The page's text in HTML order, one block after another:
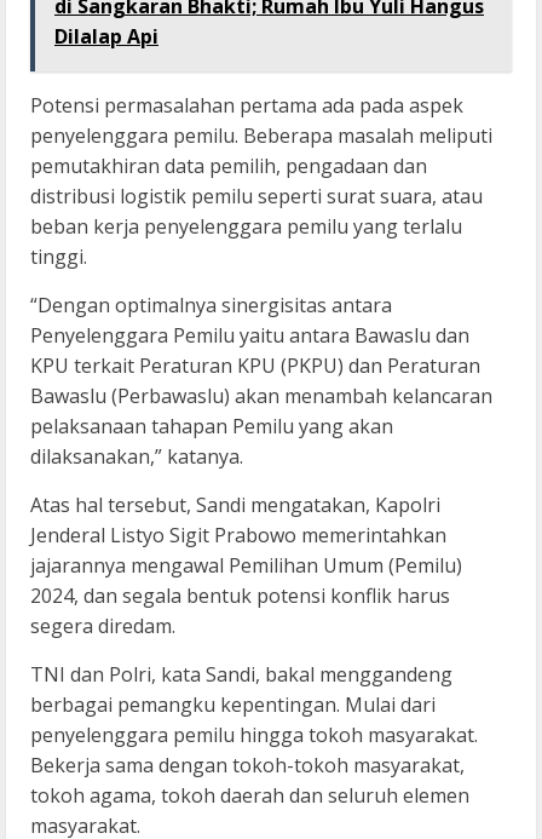
di Sangkaran Bhakti; Rumah Ibu Yuli Hangus
Dilalap Api
Potensi permasalahan pertama ada pada aspek
penyelenggara pemilu. Beberapa masalah meliputi
pemutakhiran data pemilih, pengadaan dan
distribusi logistik pemilu seperti surat suara, atau
beban kerja penyelenggara pemilu yang terlalu
tinggi.
“Dengan optimalnya sinergisitas antara
Penyelenggara Pemilu yaitu antara Bawaslu dan
KPU terkait Peraturan KPU (PKPU) dan Peraturan
Bawaslu (Perbawaslu) akan menambah kelancaran
pelaksanaan tahapan Pemilu yang akan
dilaksanakan,” katanya.
Atas hal tersebut, Sandi mengatakan, Kapolri
Jenderal Listyo Sigit Prabowo memerintahkan
jajarannya mengawal Pemilihan Umum (Pemilu)
2024, dan segala bentuk potensi konflik harus
segera diredam.
TNI dan Polri, kata Sandi, bakal menggandeng
berbagai pemangku kepentingan. Mulai dari
penyelenggara pemilu hingga tokoh masyarakat.
Bekerja sama dengan tokoh-tokoh masyarakat,
tokoh agama, tokoh daerah dan seluruh elemen
masyarakat.